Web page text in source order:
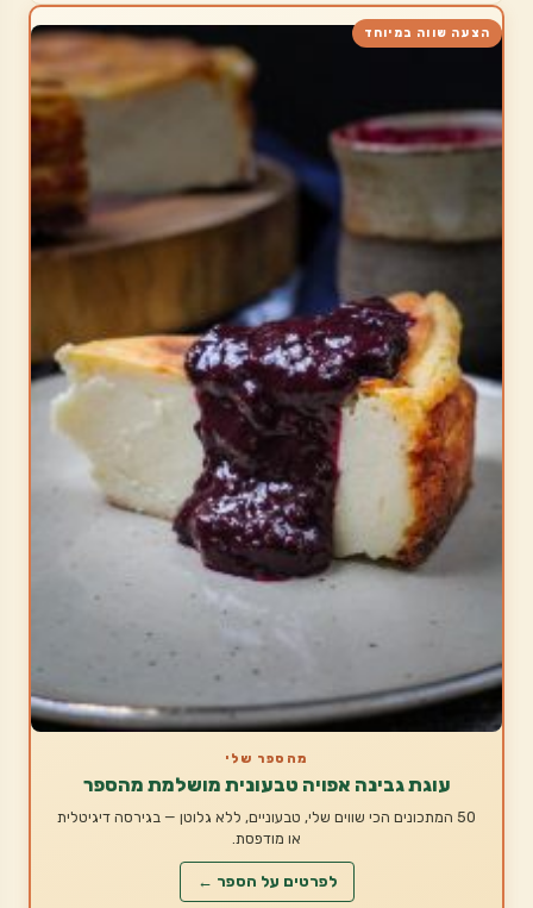
הצעה שווה במיוחד
מהספר שלי
עוגת גבינה אפויה טבעונית מושלמת מהספר
50 המתכונים הכי שווים שלי, טבעוניים, ללא גלוטן — בגירסה דיגיטלית
או מודפסת.
לפרטים על הספר ←